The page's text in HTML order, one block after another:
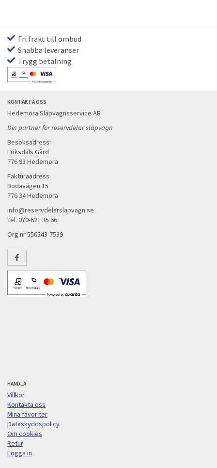
Fri frakt till ombud
Snabba leveranser
Trygg betalning
KONTAKTA OSS
Hedemora Släpvagnsservice AB
Din partner för reservdelar släpvagn
Besöksadress:
Eriksdals Gård
776 93 Hedemora
Fakturaadress:
Bodavägen 15
776 34 Hedemora
info@reservdelarslapvagn.se
Tel. 070-621 35 66
Org.nr 556543-7539
HANDLA
Villkor
Kontakta oss
Mina favoriter
Dataskyddspolicy
Om cookies
Retur
Logga in